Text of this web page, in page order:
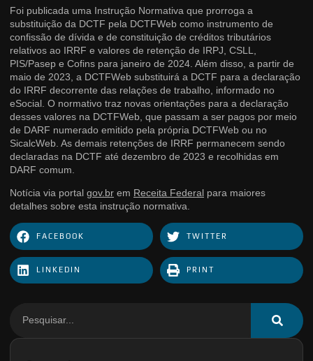
Foi publicada uma Instrução Normativa que prorroga a
substituição da DCTF pela DCTFWeb como instrumento de
confissão de dívida e de constituição de créditos tributários
relativos ao IRRF e valores de retenção de IRPJ, CSLL,
PIS/Pasep e Cofins para janeiro de 2024. Além disso, a partir de
maio de 2023, a DCTFWeb substituirá a DCTF para a declaração
do IRRF decorrente das relações de trabalho, informado no
eSocial. O normativo traz novas orientações para a declaração
desses valores na DCTFWeb, que passam a ser pagos por meio
de DARF numerado emitido pela própria DCTFWeb ou no
SicalcWeb. As demais retenções de IRRF permanecem sendo
declaradas na DCTF até dezembro de 2023 e recolhidas em
DARF comum.
Notícia via portal gov.br em Receita Federal para maiores
detalhes sobre esta instrução normativa.
FACEBOOK TWITTER
LINKEDIN PRINT